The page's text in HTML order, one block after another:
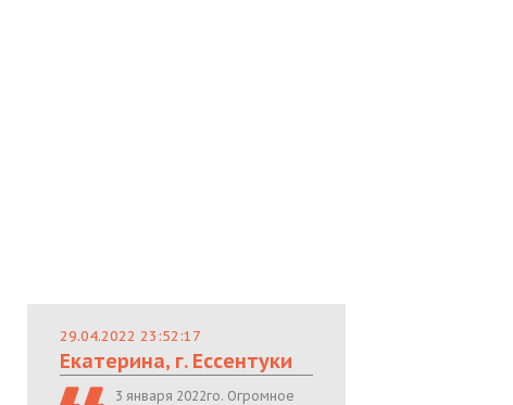
29.04.2022 23:52:17
Екатерина, г. Ессентуки
3 января 2022го. Огромное